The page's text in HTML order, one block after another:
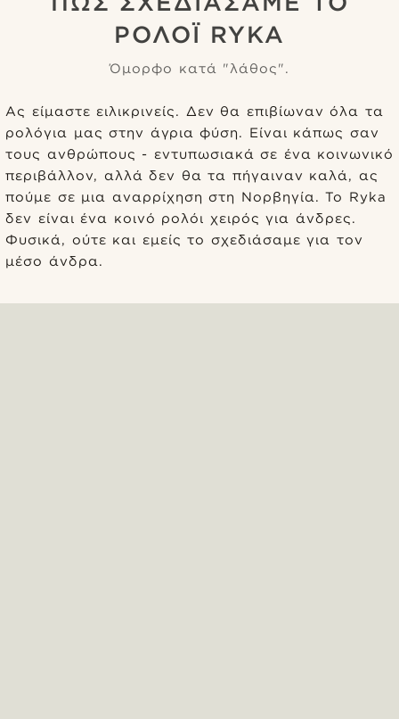
ΡΟΛΌΙ RYKA
Όμορφο κατά "λάθος".
Ας είμαστε ειλικρινείς. Δεν θα επιβίωναν όλα τα
ρολόγια μας στην άγρια φύση. Είναι κάπως σαν
τους ανθρώπους - εντυπωσιακά σε ένα κοινωνικό
περιβάλλον, αλλά δεν θα τα πήγαιναν καλά, ας
πούμε σε μια αναρρίχηση στη Νορβηγία. Το Ryka
δεν είναι ένα κοινό ρολόι χειρός για άνδρες.
Φυσικά, ούτε και εμείς το σχεδιάσαμε για τον
μέσο άνδρα.